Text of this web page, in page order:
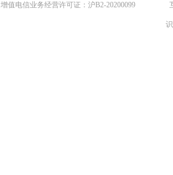
增值电信业务经营许可证：沪B2-20200099